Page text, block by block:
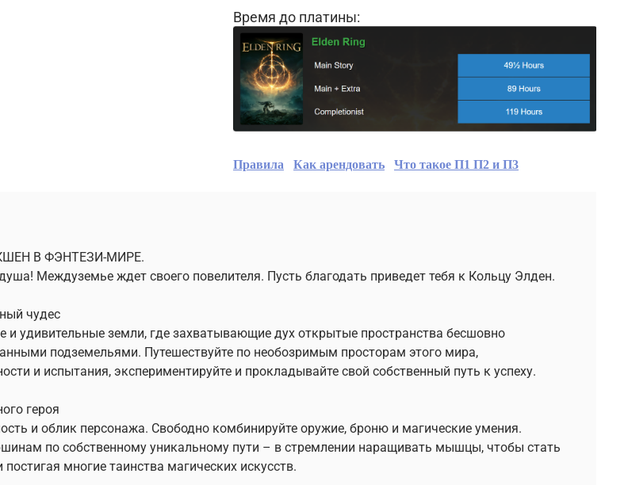
Время до платины:
Правила Как арендовать Что такое П1 П2 и П3
В ФЭНТЕЗИ-МИРЕ.
Междуземье ждет своего повелителя. Пусть благодать приведет тебя к Кольцу Элден.
чудес
и удивительные земли, где захватывающие дух открытые пространства бесшовно
подземельями. Путешествуйте по необозримым просторам этого мира,
и испытания, экспериментируйте и прокладывайте свой собственный путь к успеху.
героя
и облик персонажа. Свободно комбинируйте оружие, броню и магические умения.
по собственному уникальному пути – в стремлении наращивать мышцы, чтобы стать
многие таинства магических искусств.